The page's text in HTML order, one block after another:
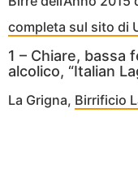
completa sul sito di
1 – Chiare, bassa
alcolico, “Italian
La Grigna, Birrificio